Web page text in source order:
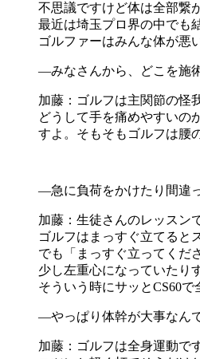
不思議ですけど体は全部繋
最近は埼玉プロ界の中でも
ゴルファーはみんな体が悪
―みなさんから、どこを施
加藤：ゴルフは主関節の怪
どうして手を痛めやすいの
すよ。そもそもゴルフは腰
―急に負荷をかけたり間違
加藤：生徒さんのレッスン
ゴルフはまっすぐ立てると
でも「まっすぐ立ってくだ
少し左重心になっていたり
そういう時にサッとCS60
―やっぱり体幹が大事なん
加藤：ゴルフは全身運動で